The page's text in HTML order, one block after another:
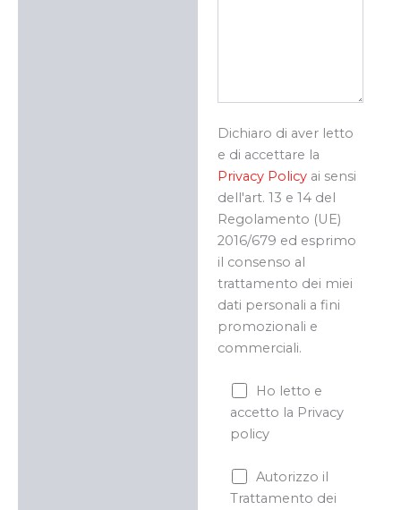
Dichiaro di aver letto
e di accettare la
Privacy Policyai sensi
dell'art. 13 e 14 del
Regolamento (UE)
2016/679 ed esprimo
il consenso al
trattamento dei miei
dati personali a fini
promozionali e
commerciali.
Ho letto e
accetto la Privacy
policy
Autorizzo il
Trattamento dei